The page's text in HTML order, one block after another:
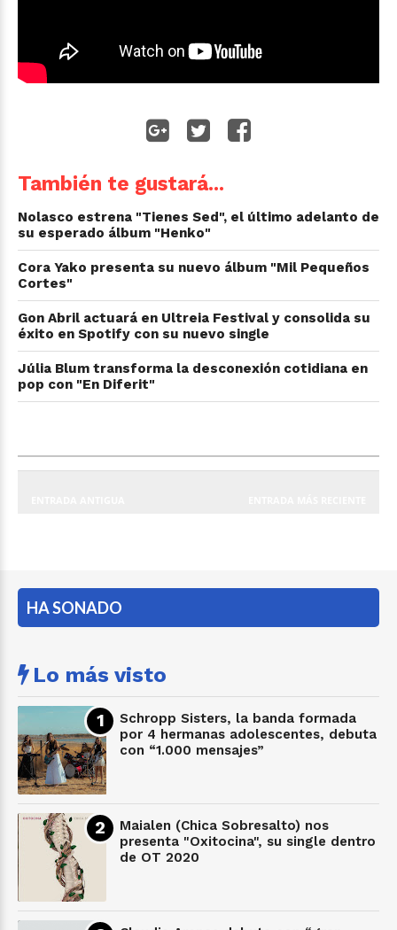
También te gustará...
Nolasco estrena "Tienes Sed", el último adelanto de
su esperado álbum "Henko"
Cora Yako presenta su nuevo álbum "Mil Pequeños
Cortes"
Gon Abril actuará en Ultreia Festival y consolida su
éxito en Spotify con su nuevo single
Júlia Blum transforma la desconexión cotidiana en
pop con "En Diferit"
HA SONADO
Lo más visto
Schropp Sisters, la banda formada
por 4 hermanas adolescentes, debuta
con “1.000 mensajes”
Maialen (Chica Sobresalto) nos
presenta "Oxitocina", su single dentro
de OT 2020